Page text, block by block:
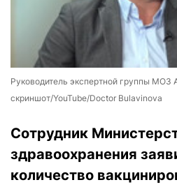
Руководитель экспертной группы МОЗ
скриншот/YouTube/Doctor Bulavinova
Сотрудник
здравоохранения
количество